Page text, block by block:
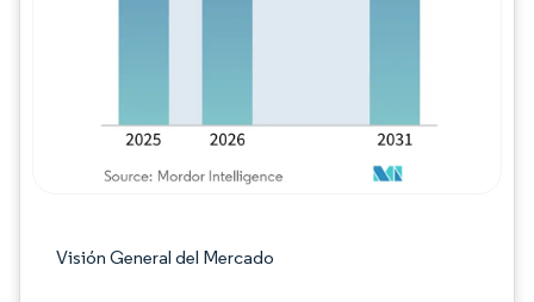
Visión General del Mercado